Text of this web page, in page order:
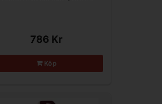
786 Kr
Köp